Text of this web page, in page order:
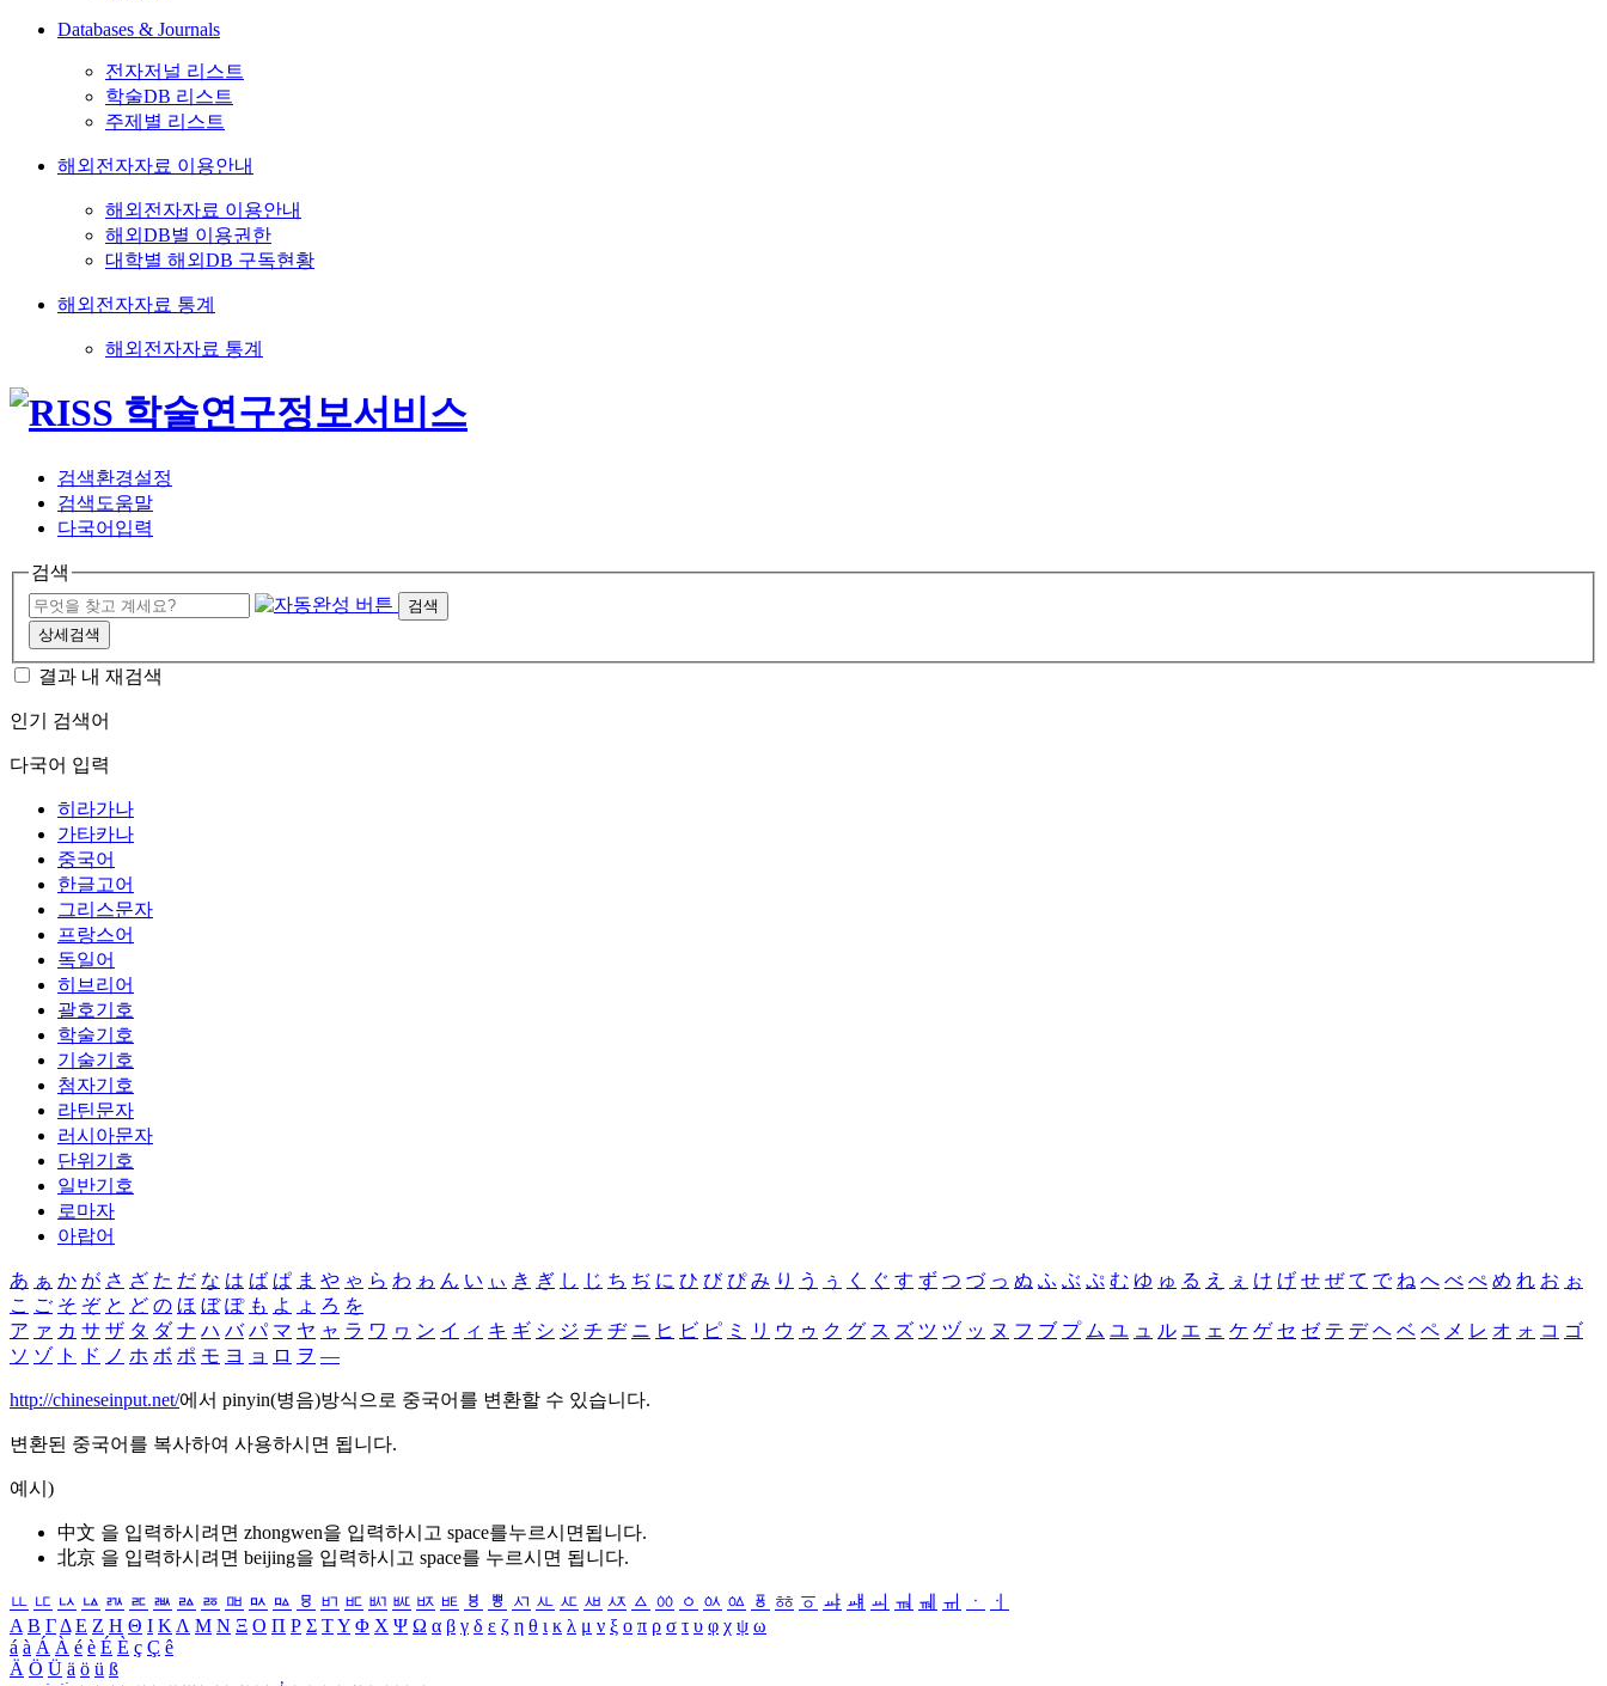
Databases & Journals
전자저널 리스트
학술DB 리스트
주제별 리스트
해외전자자료 이용안내
해외전자자료 이용안내
해외DB별 이용권한
대학별 해외DB 구독현황
해외전자자료 통계
해외전자자료 통계
검색환경설정
검색도움말
다국어입력
검색
검색
상세검색
결과 내 재검색
인기 검색어
다국어 입력
히라가나
가타카나
중국어
한글고어
그리스문자
프랑스어
독일어
히브리어
괄호기호
학술기호
기술기호
첨자기호
라틴문자
러시아문자
단위기호
일반기호
로마자
아랍어
あ ぁ か が さ ざ た だ な は ば ぱ ま や ゃ ら わ ゎ ん い ぃ き ぎ し じ ち ぢ に ひ び ぴ み り う ぅ く ぐ す ず つ づ っ ぬ ふ ぶ ぷ む ゆ ゅ る え ぇ け げ せ ぜ て で ね へ べ ぺ め れ お ぉ
こ ご そ ぞ と ど の ほ ぼ ぽ も よ ょ ろ を
ア ァ カ サ ザ タ ダ ナ ハ バ パ マ ヤ ャ ラ ワ ヮ ン イ ィ キ ギ シ ジ チ ヂ ニ ヒ ビ ピ ミ リ ウ ゥ ク グ ス ズ ツ ヅ ッ ヌ フ ブ プ ム ユ ュ ル エ ェ ケ ゲ セ ゼ テ デ ヘ ベ ペ メ レ オ ォ コ ゴ
ソ ゾ ト ド ノ ホ ボ ポ モ ヨ ョ ロ ヲ ―
http://chineseinput.net/에서 pinyin(병음)방식으로 중국어를 변환할 수 있습니다.
변환된 중국어를 복사하여 사용하시면 됩니다.
예시)
中文 을 입력하시려면 zhongwen을 입력하시고 space를누르시면됩니다.
北京 을 입력하시려면 beijing을 입력하시고 space를 누르시면 됩니다.
ㅥ ㅦ ㅧ ㅨ ㅩ ㅪ ㅫ ㅬ ㅭ ㅮ ㅯ ㅰ ㅱ ㅲ ㅳ ㅴ ㅵ ㅶ ㅷ ㅸ ㅹ ㅺ ㅻ ㅼ ㅽ ㅾ ㅿ ㆀ ㆁ ㆂ ㆃ ㆄ ㆅ ㆆ ㆇ ㆈ ㆉ ㆊ ㆋ ㆌ ㆍ
ㆎ
Α Β ΓΔ Ε Ζ Η Θ Ι ΚΛ Μ Ν Ξ Ο Π Ρ Σ ΤΥ Φ Χ Ψ Ω α β γ δ ε ζ η θ ι κ λ μ ν ξ ο π ρ σ τ υ φ χ ψ ω
á à Á À é è É È ç Ç ê
Ä Ö Ü ä ö ü ß